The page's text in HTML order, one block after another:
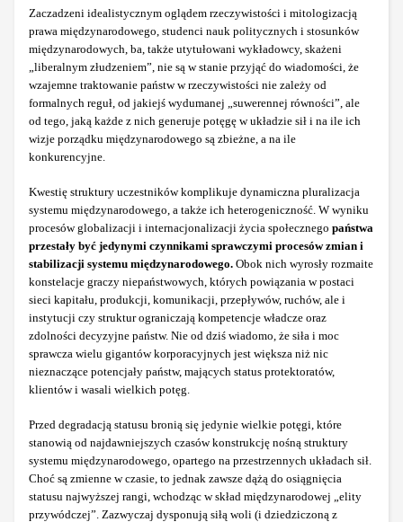
Zaczadzeni idealistycznym oglądem rzeczywistości i mitologizacją
prawa międzynarodowego, studenci nauk politycznych i stosunków
międzynarodowych, ba, także utytułowani wykładowcy, skażeni
„liberalnym złudzeniem”, nie są w stanie przyjąć do wiadomości, że
wzajemne traktowanie państw w rzeczywistości nie zależy od
formalnych reguł, od jakiejś wydumanej „suwerennej równości”, ale
od tego, jaką każde z nich generuje potęgę w układzie sił i na ile ich
wizje porządku międzynarodowego są zbieżne, a na ile
konkurencyjne.
Kwestię struktury uczestników komplikuje dynamiczna pluralizacja
systemu międzynarodowego, a także ich heterogeniczność. W wyniku
procesów globalizacji i internacjonalizacji życia społecznego państwa
przestały być jedynymi czynnikami sprawczymi procesów zmian i
stabilizacji systemu międzynarodowego. Obok nich wyrosły rozmaite
konstelacje graczy niepaństwowych, których powiązania w postaci
sieci kapitału, produkcji, komunikacji, przepływów, ruchów, ale i
instytucji czy struktur ograniczają kompetencje władcze oraz
zdolności decyzyjne państw. Nie od dziś wiadomo, że siła i moc
sprawcza wielu gigantów korporacyjnych jest większa niż nic
nieznaczące potencjały państw, mających status protektoratów,
klientów i wasali wielkich potęg.
Przed degradacją statusu bronią się jedynie wielkie potęgi, które
stanowią od najdawniejszych czasów konstrukcję nośną struktury
systemu międzynarodowego, opartego na przestrzennych układach sił.
Choć są zmienne w czasie, to jednak zawsze dążą do osiągnięcia
statusu najwyższej rangi, wchodząc w skład międzynarodowej „elity
przywódczej”. Zazwyczaj dysponują siłą woli (i dziedziczoną z